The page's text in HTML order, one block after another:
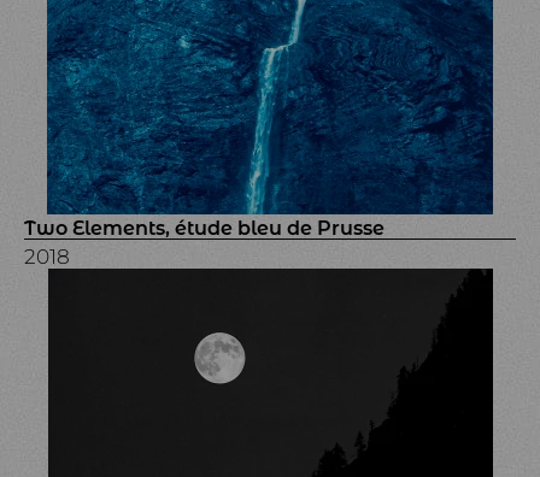
Two Elements, étude bleu de Prusse
2018